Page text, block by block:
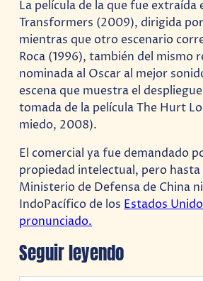
La película de la que fue extraída
Transformers (2009), dirigida
mientras que otro escenario
Roca (1996), también del mismo
nominada al Oscar al mejor
escena que muestra el
tomada de la película The Hurt
miedo, 2008).
El comercial ya fue demandado
propiedad intelectual, pero
Ministerio de Defensa de China
IndoPacífico de los Estados
pronunciado.
Seguir leyendo